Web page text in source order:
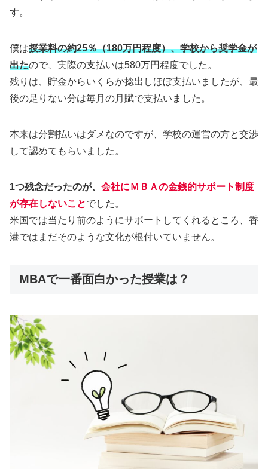
す。
僕は授業料の約25％（180万円程度）、学校から奨学金が
出たので、実際の支払いは580万円程度でした。
残りは、貯金からいくらか捻出しほぼ支払いましたが、最
後の足りない分は毎月の月賦で支払いました。
本来は分割払いはダメなのですが、学校の運営の方と交渉
して認めてもらいました。
1つ残念だったのが、 会社にＭＢＡの金銭的サポート制度
が存在しないことでした。
米国では当たり前のようにサポートしてくれるところ、香
港ではまだそのような文化が根付いていません。
MBAで一番面白かった授業は？